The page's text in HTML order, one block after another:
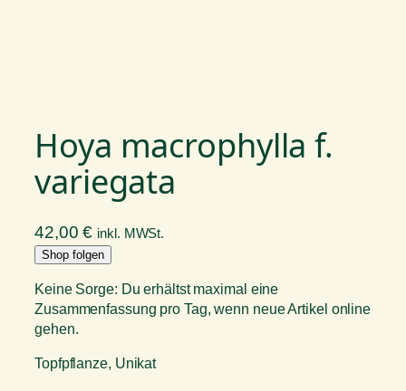
Hoya macrophylla f.
variegata
42,00€ inkl. MWSt.
Shop folgen
Keine Sorge: Du erhältst maximal eine
Zusammenfassung pro Tag, wenn neue Artikel online
gehen.
Topfpflanze, Unikat